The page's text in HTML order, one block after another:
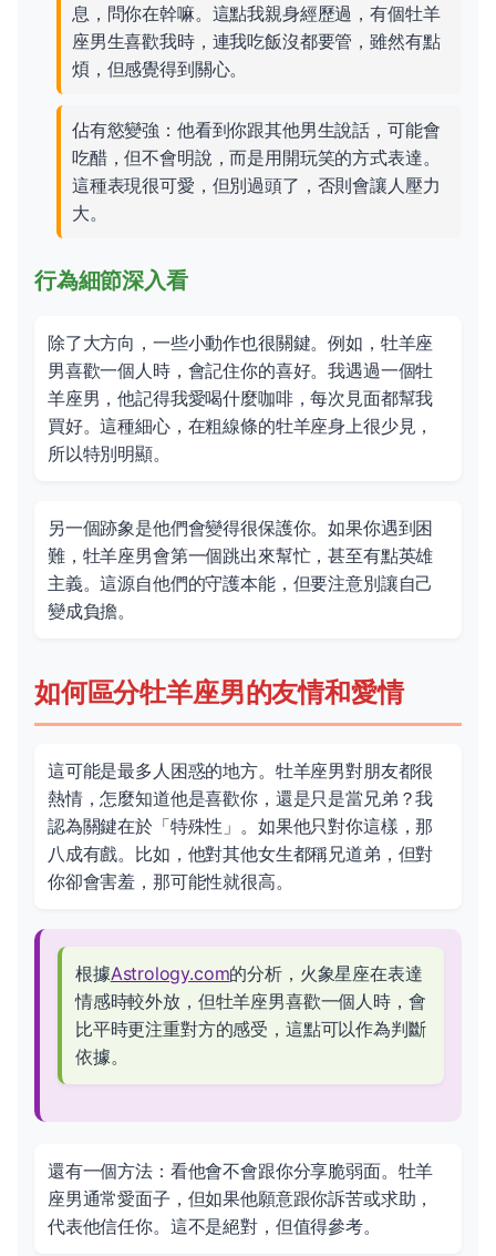
息，問你在幹嘛。這點我親身經歷過，有個牡羊
座男生喜歡我時，連我吃飯沒都要管，雖然有點
煩，但感覺得到關心。
佔有慾變強：他看到你跟其他男生說話，可能會
吃醋，但不會明說，而是用開玩笑的方式表達。
這種表現很可愛，但別過頭了，否則會讓人壓力
大。
行為細節深入看
除了大方向，一些小動作也很關鍵。例如，牡羊座
男喜歡一個人時，會記住你的喜好。我遇過一個牡
羊座男，他記得我愛喝什麼咖啡，每次見面都幫我
買好。這種細心，在粗線條的牡羊座身上很少見，
所以特別明顯。
另一個跡象是他們會變得很保護你。如果你遇到困
難，牡羊座男會第一個跳出來幫忙，甚至有點英雄
主義。這源自他們的守護本能，但要注意別讓自己
變成負擔。
如何區分牡羊座男的友情和愛情
這可能是最多人困惑的地方。牡羊座男對朋友都很
熱情，怎麼知道他是喜歡你，還是只是當兄弟？我
認為關鍵在於「特殊性」。如果他只對你這樣，那
八成有戲。比如，他對其他女生都稱兄道弟，但對
你卻會害羞，那可能性就很高。
根據Astrology.com的分析，火象星座在表達
情感時較外放，但牡羊座男喜歡一個人時，會
比平時更注重對方的感受，這點可以作為判斷
依據。
還有一個方法：看他會不會跟你分享脆弱面。牡羊
座男通常愛面子，但如果他願意跟你訴苦或求助，
代表他信任你。這不是絕對，但值得參考。